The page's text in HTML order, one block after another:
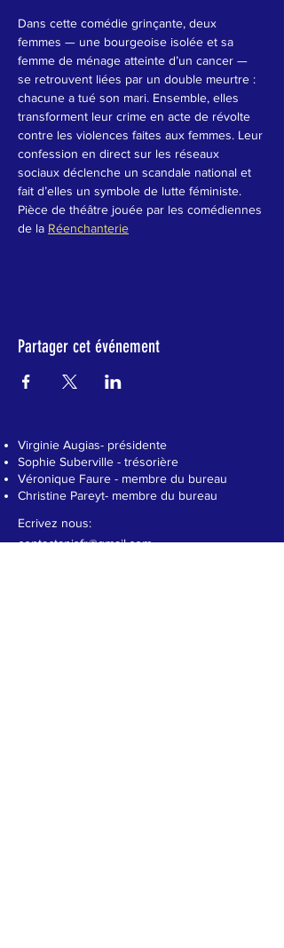
Dans cette comédie grinçante, deux
femmes — une bourgeoise isolée et sa
femme de ménage atteinte d’un cancer —
se retrouvent liées par un double meurtre :
chacune a tué son mari. Ensemble, elles
transforment leur crime en acte de révolte
contre les violences faites aux femmes. Leur
confession en direct sur les réseaux
sociaux déclenche un scandale national et
fait d’elles un symbole de lutte féministe.
Pièce de théâtre jouée par les comédiennes
de la Réenchanterie
Partager cet événement
Virginie Augias- présidente
Sophie Suberville - trésorière
Véronique Faure - membre du bureau
Christine Pareyt- membre du bureau
Ecrivez nous:
contactanisfr@gmail.com